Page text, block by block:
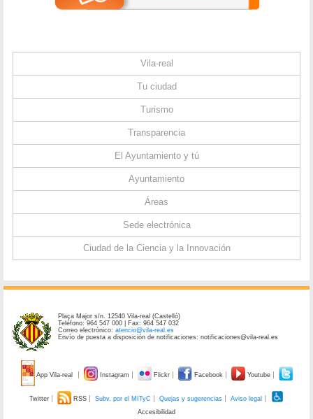
Vila-real
Tu ciudad
Turismo
Transparencia
El Ayuntamiento y tú
Ayuntamiento
Áreas
Sede electrónica
Ciudad de la Ciencia y la Innovación
Plaça Major s/n. 12540 Vila-real (Castelló)
Teléfono: 964 547 000 | Fax: 964 547 032
Correo electrónico:atencio@vila-real.es
Envío de puesta a disposición de notificaciones: notificaciones@vila-real.es
App Vila-real Instagram Flickr Facebook Youtube
Twitter RSS Subv. por el MITyC Quejas y sugerencias
Aviso legal
Accesibilidad